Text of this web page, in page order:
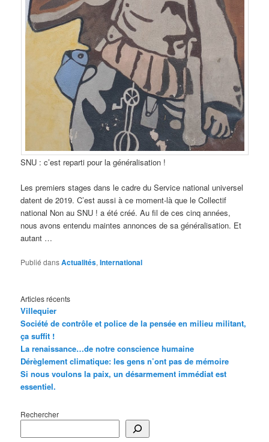
SNU : c’est reparti pour la généralisation !
Les premiers stages dans le cadre du Service national universel
datent de 2019. C’est aussi à ce moment-là que le Collectif
national Non au SNU ! a été créé. Au fil de ces cinq années,
nous avons entendu maintes annonces de sa généralisation. Et
autant …
Publié dansActualités,International
Articles récents
Villequier
Société de contrôle et police de la pensée en milieu militant,
ça suffit !
La renaissance…de notre conscience humaine
Dérèglement climatique: les gens n’ont pas de mémoire
Si nous voulons la paix, un désarmement immédiat est
essentiel.
Rechercher